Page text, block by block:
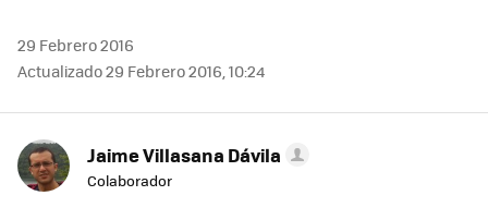
29 Febrero 2016
Actualizado 29 Febrero 2016, 10:24
Jaime Villasana Dávila
Colaborador